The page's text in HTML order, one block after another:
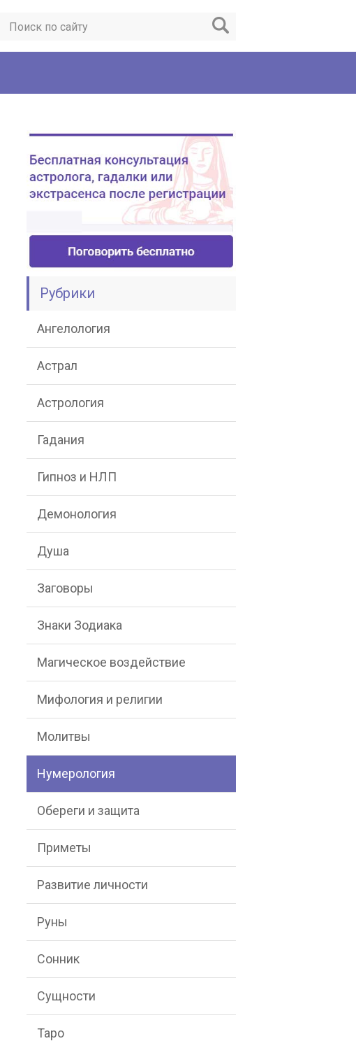
Рубрики
Ангелология
Астрал
Астрология
Гадания
Гипноз и НЛП
Демонология
Душа
Заговоры
Знаки Зодиака
Магическое воздействие
Мифология и религии
Молитвы
Нумерология
Обереги и защита
Приметы
Развитие личности
Руны
Сонник
Сущности
Таро